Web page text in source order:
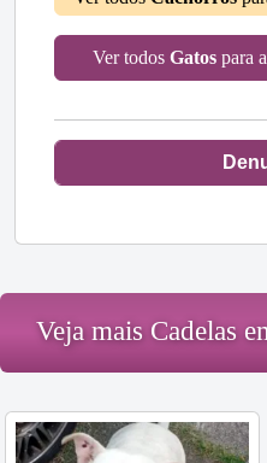
Ver todos Gatos para
Veja mais Cadelas